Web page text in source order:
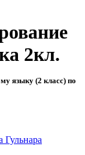
2кл.
языку (2 класс) по
Гульнара